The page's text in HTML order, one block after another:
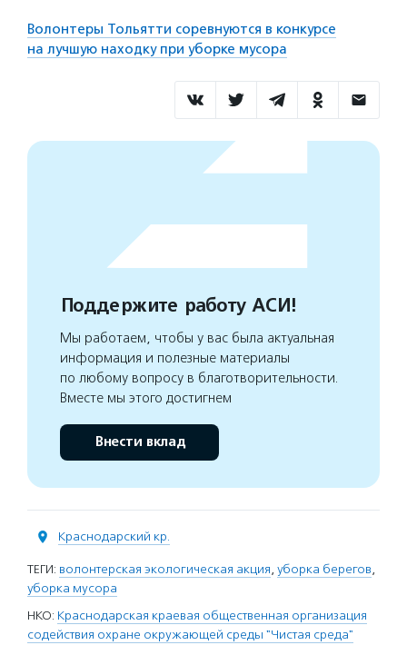
Волонтеры Тольятти соревнуются в конкурсе
на лучшую находку при уборке мусора
Поддержите работу АСИ!
Мы работаем, чтобы у вас была актуальная
информация и полезные материалы
по любому вопросу в благотворительности.
Вместе мы этого достигнем
Внести вклад
Краснодарский кр.
ТЕГИ: волонтерская экологическая акция, уборка берегов,
уборка мусора
НКО: Краснодарская краевая общественная организация
содействия охране окружающей среды "Чистая среда"